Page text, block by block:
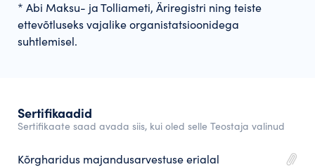
* Abi Maksu- ja Tolliameti, Äriregistri ning teiste
ettevõtluseks vajalike organistatsioonidega
suhtlemisel.
Sertifikaadid
Sertifikaate saad avada siis, kui oled selle Teostaja valinud
Kõrgharidus majandusarvestuse erialal